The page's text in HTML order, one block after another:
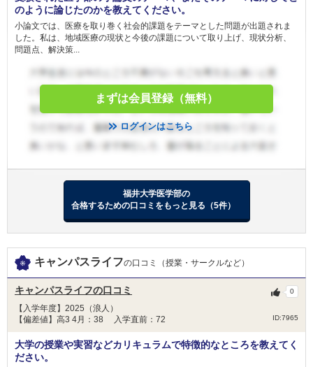
※２ 所得とは、令和7年度所得証明書の「令和6
年分合計所得金額」の額とします。
免除
福井大学に入学予定の受験生
福井大学生協奨学金及び福井大学学生修学支援奨学金
金額 100,000円(初年度のみ)
人数 40人
福井大学に在学する学部学生への経済的支援を目
的としています。
条件
以下（１）～（３）のすべてを満たす者
（１） 令和２年４月以降に学部に入学した者
（２） 今年度において「高等教育の修学支援新
※「高等教育の修学支援新制度」に現在申請中で
結果が出ていない場合は、当該奨学金にも
申請できます。
（３） 福井大学授業料免除の適用を受けない者
免除 -
のように論じたのかを教えてください。
小論文では、医療を取り巻く社会的課題をテーマとした問題が出題されま
した。私は、地域医療の現状と今後の課題について取り上げ、現状分析、
問題点、解決策...
まずは会員登録（無料）
ログインはこちら
福井大学医学部の
合格するための口コミをもっと見る（5件）
キャンパスライフの口コミ（授業・サークルなど）
キャンパスライフの口コミ
【入学年度】2025（浪人）
【偏差値】高3 4月：38 入学直前：72
ID:7965
0
大学の授業や実習などカリキュラムで特徴的なところを教えてく
ださい。